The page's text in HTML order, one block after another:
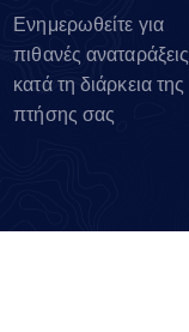
Ενημερωθείτε για
πιθανές αναταράξεις
κατά τη διάρκεια της
πτήσης σας